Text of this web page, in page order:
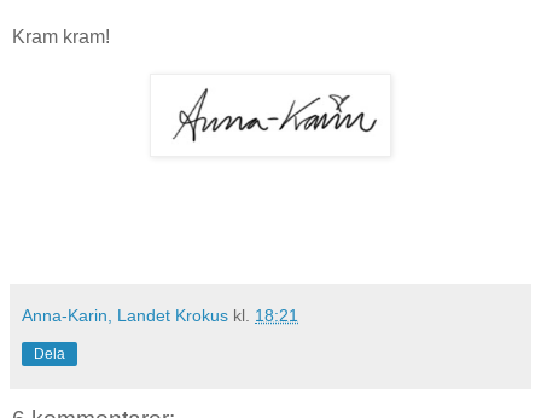
Kram kram!
Anna-Karin, Landet Krokus kl. 18:21
Dela